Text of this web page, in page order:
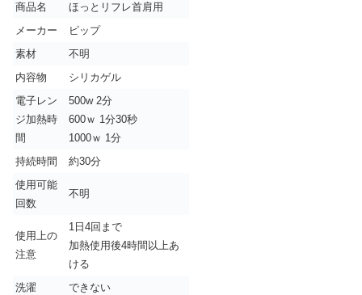
商品名
ほっとリフレ首肩用
メーカー
ピップ
素材
不明
内容物
シリカゲル
電子レン
ジ加熱時
間
500w 2分
600ｗ 1分30秒
1000ｗ 1分
持続時間
約30分
使用可能
回数
不明
使用上の
注意
1日4回まで
加熱使用後4時間以上あ
ける
洗濯
できない